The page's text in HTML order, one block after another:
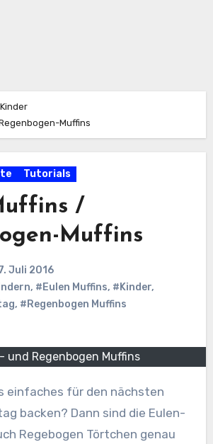
Kinder
Muffins
Tutorials
/
Muffins
Juli 2016
, #Eulen Muffins, #Kinder,
, #Regenbogen Muffins
und Regenbogen Muffins
backen? Dann sind die Eulen-
Regebogen Törtchen genau